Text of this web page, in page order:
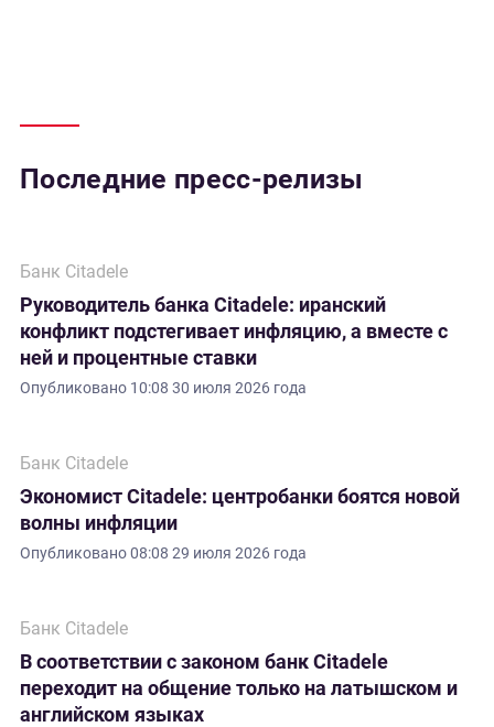
Последние пресс-релизы
Банк Citadele
Руководитель банка Citadele: иранский
конфликт подстегивает инфляцию, а вместе с
ней и процентные ставки
Опубликовано 10:08 30 июля 2026 года
Банк Citadele
Экономист Citadele: центробанки боятся новой
волны инфляции
Опубликовано08:08 29 июля 2026 года
Банк Citadele
В соответствии с законом банк Citadele
переходит на общение только на латышском и
английском языках